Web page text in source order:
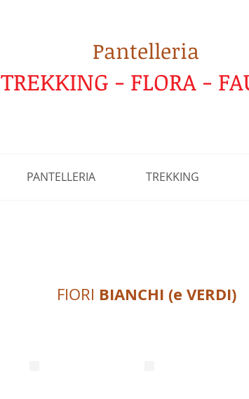
Pantelleria
TREKKING - FLORA -
PANTELLERIA TREKKING
FIORI BIANCHI (e VERDI)